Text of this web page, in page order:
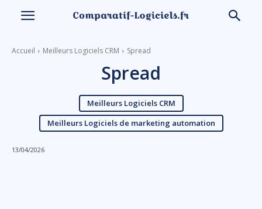
Accueil Meilleurs Logiciels CRM Spread
Spread
Meilleurs Logiciels CRM
Meilleurs Logiciels de marketing automation
13/04/2026